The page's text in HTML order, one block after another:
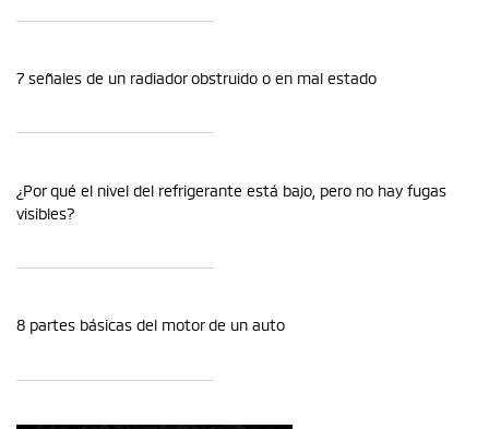
7 señales de un radiador obstruido o en mal estado
¿Por qué el nivel del refrigerante está bajo, pero no hay fugas
visibles?
8 partes básicas del motor de un auto